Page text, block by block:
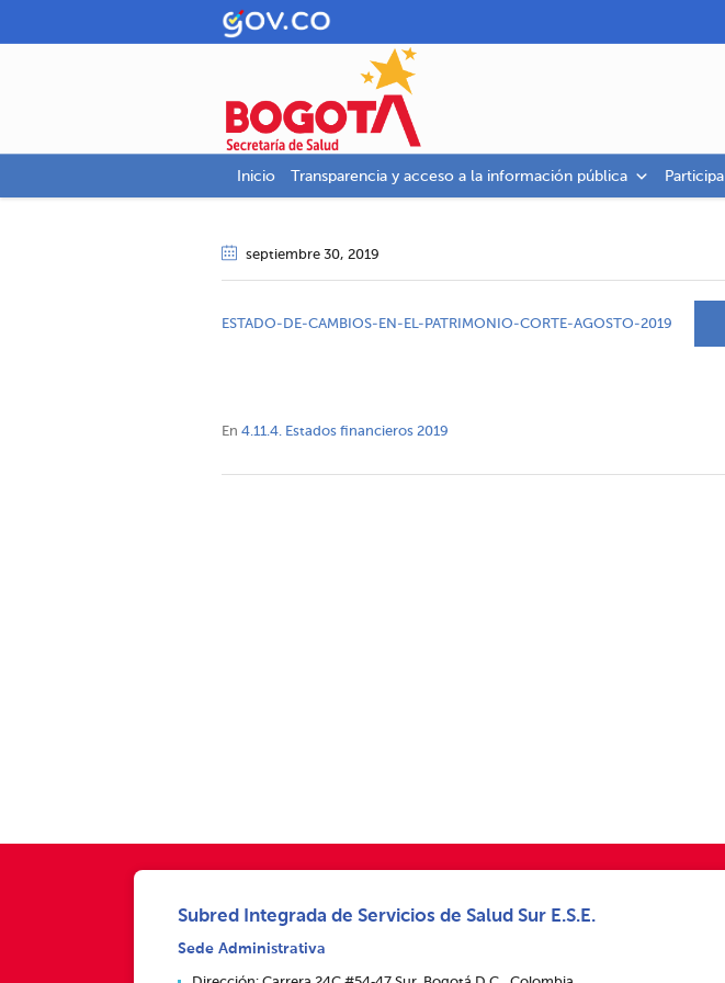
Inicio Transparencia y acceso a la información pública Participa
septiembre 30, 2019
ESTADO-DE-CAMBIOS-EN-EL-PATRIMONIO-CORTE-AGOSTO-2019
En 4.11.4. Estados financieros 2019
Subred Integrada de Servicios de Salud Sur E.S.E.
Sede Administrativa